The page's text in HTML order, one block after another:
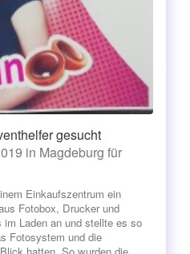
gesucht
in Magdeburg für
Einkaufszentrum ein
Fotobox, Drucker und
Laden an und stellte es so
Fotosystem und die